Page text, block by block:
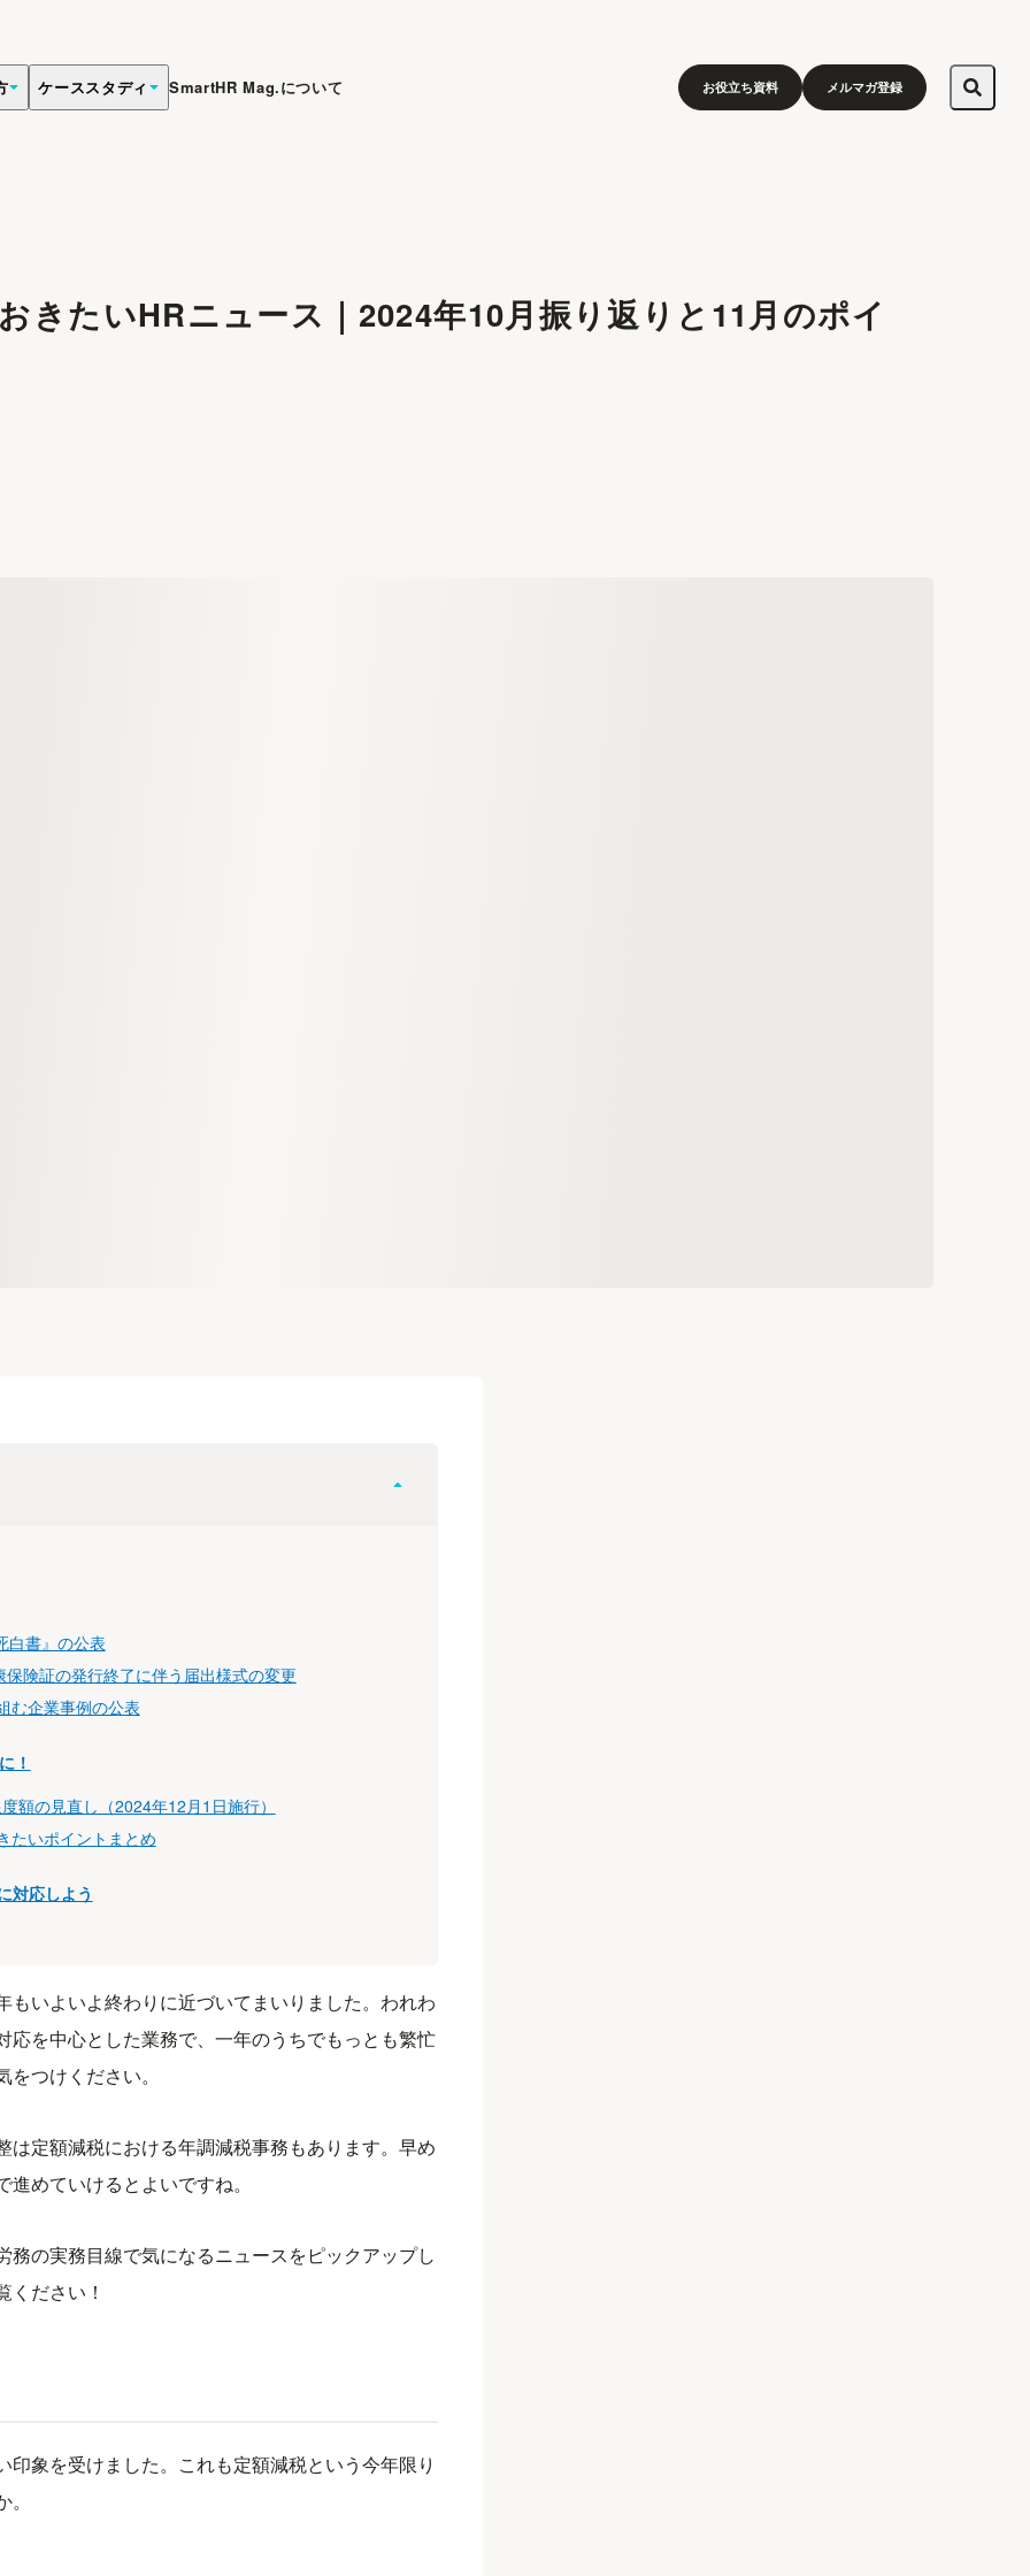
ケーススタディ SmartHR Mag.について お役立ち資料 メルマガ登録
きたいHRニュース｜2024年10月振り返りと11月のポイ
白書』の公表
険証の発行終了に伴う届出様式の変更
む企業事例の公表
！
額の見直し（2024年12月1日施行）
たいポイントまとめ
対応しよう
いよいよ終わりに近づいてまいりました。われわ
を中心とした業務で、一年のうちでもっとも繁忙
つけください。
定額減税における年調減税事務もあります。早め
めていけるとよいですね。
の実務目線で気になるニュースをピックアップし
ださい！
象を受けました。これも定額減税という今年限り